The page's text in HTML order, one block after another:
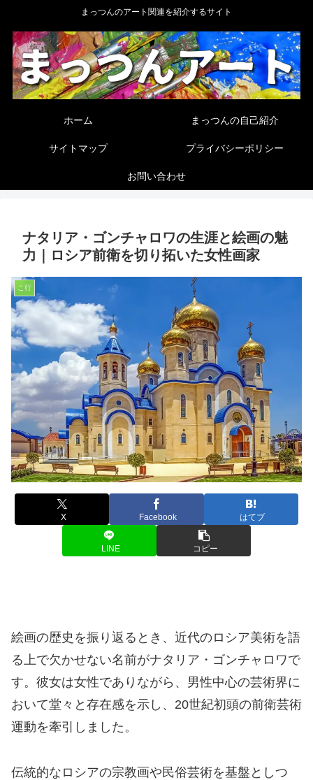
まっつんのアート関連を紹介するサイト
ホーム まっつんの自己紹介
サイトマップ プライバシーポリシー
お問い合わせ
ナタリア・ゴンチャロワの生涯と絵画の魅
力｜ロシア前衛を切り拓いた女性画家
こ行
X Facebook はてブ
LINE コピー
絵画の歴史を振り返るとき、近代のロシア美術を語
る上で欠かせない名前がナタリア・ゴンチャロワで
す。彼女は女性でありながら、男性中心の芸術界に
おいて堂々と存在感を示し、20世紀初頭の前衛芸術
運動を牽引しました。
伝統的なロシアの宗教画や民俗芸術を基盤としつ